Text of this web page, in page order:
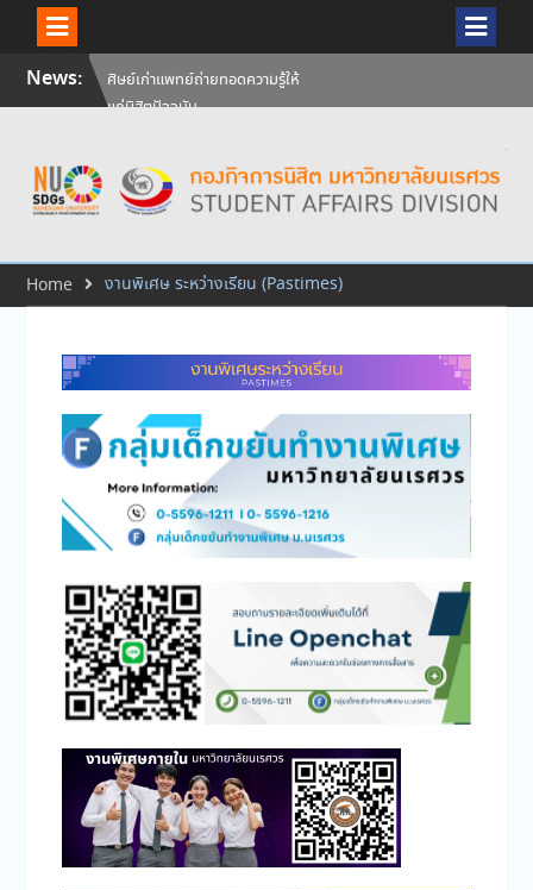
SkipNews:
ศิษย์เก่าแพทย์ถ่ายทอดความรู้ให้
แก่นิสิตปัจจุบัน
นเรศวร ครบรอบ 36 ปี 29
กรกฎาคม 2569
สัมภาษณ์นิสิตเพื่อพิจารณาเข้ารับ
ประจำปีการศึกษา 256
Home งานพิเศษ ระหว่างเรียน (Pastimes)